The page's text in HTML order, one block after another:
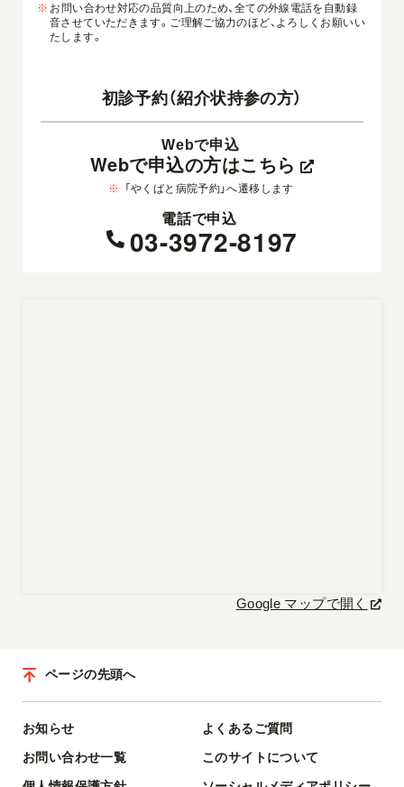
※ お問い合わせ対応の品質向上のため、全ての外線電話を自動録
音させていただきます。ご理解ご協力のほど、よろしくお願いい
たします。
初診予約（紹介状持参の方）
Webで申込
Webで申込の方はこちら
※ 「やくばと病院予約」へ遷移します
電話で申込
03-3972-8197
Google マップで開く
お知らせ
よくあるご質問
お問い合わせ一覧
このサイトについて
ページの先頭へ